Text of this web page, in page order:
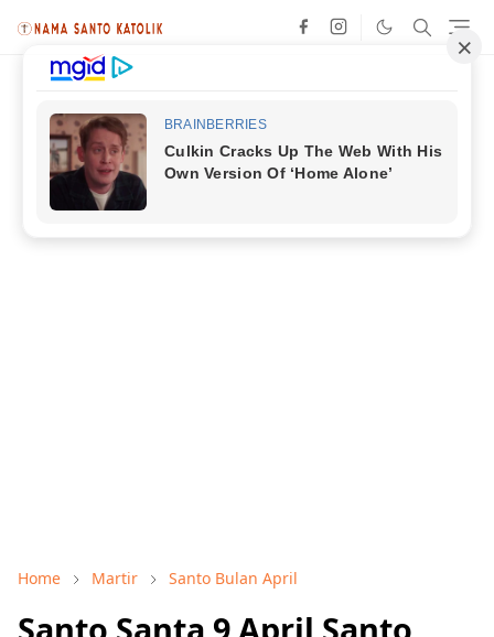
Home Martir Santo Bulan April